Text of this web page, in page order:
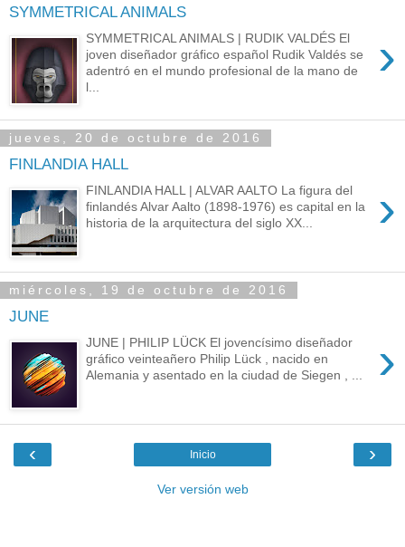
SYMMETRICAL ANIMALS
›
SYMMETRICAL ANIMALS | RUDIK VALDÉS El
joven diseñador gráfico español Rudik Valdés se
adentró en el mundo profesional de la mano de
l...
jueves, 20 de octubre de 2016
FINLANDIA HALL
›
FINLANDIA HALL | ALVAR AALTO La figura del
finlandés Alvar Aalto (1898-1976) es capital en la
historia de la arquitectura del siglo XX...
miércoles, 19 de octubre de 2016
JUNE
›
JUNE | PHILIP LÜCK El jovencísimo diseñador
gráfico veinteañero Philip Lück , nacido en
Alemania y asentado en la ciudad de Siegen , ...
‹ ›
Inicio
Ver versión web